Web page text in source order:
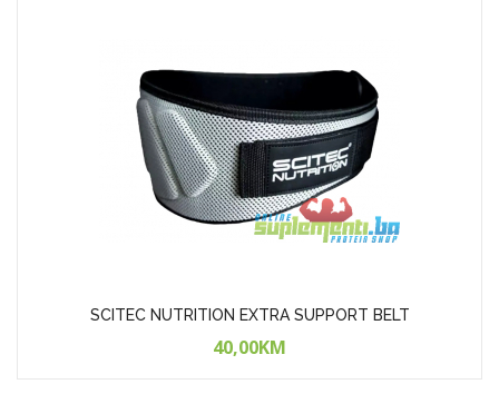
SCITEC NUTRITION EXTRA SUPPORT BELT
40,00KM